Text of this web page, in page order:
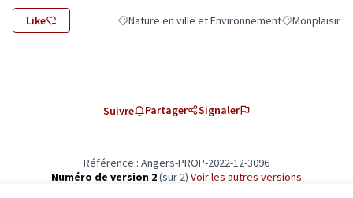
Like Filtrer les résultats de la catégorie : Nature en
Nature en ville et EnvironnementFiltrer les
Monplaisir
Suivre Partager Signaler
Référence : Angers-PROP-2022-12-3096
Numéro de version 2(sur 2)
voir les autres versions